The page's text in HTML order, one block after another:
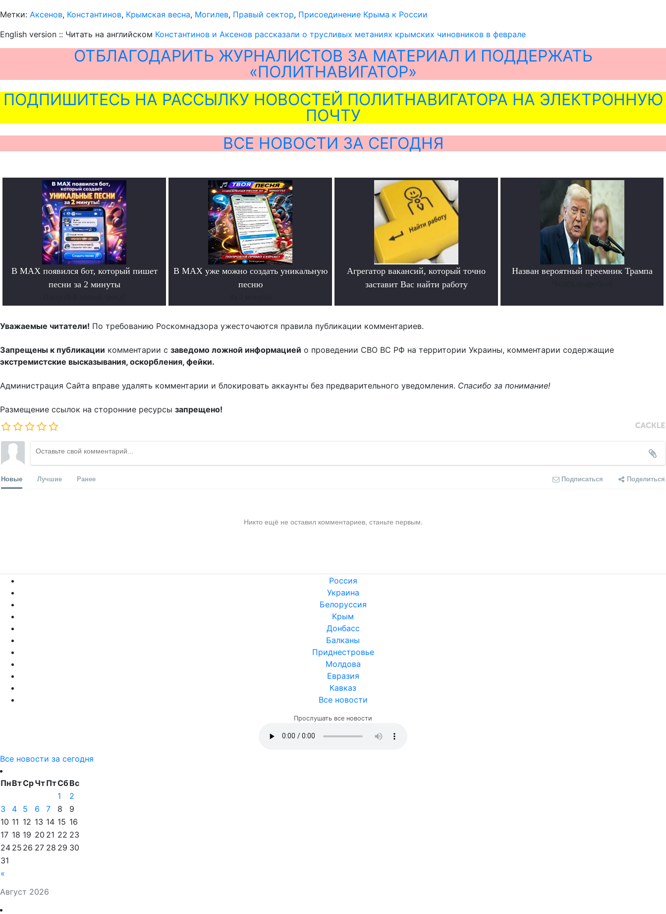
Метки: Аксенов, Константинов, Крымская весна, Могилев, Правый сектор, Присоединение Крыма к России
English version :: Читать на английском Константинов и Аксенов рассказали о трусливых метаниях крымских чиновников в феврале
ОТБЛАГОДАРИТЬ ЖУРНАЛИСТОВ ЗА МАТЕРИАЛ И ПОДДЕРЖАТЬ
«ПОЛИТНАВИГАТОР»
ПОДПИШИТЕСЬ НА РАССЫЛКУ НОВОСТЕЙ ПОЛИТНАВИГАТОРА НА ЭЛЕКТРОННУЮ
ПОЧТУ
ВСЕ НОВОСТИ ЗА СЕГОДНЯ
В MAX появился бот, который пишет
песни за 2 минуты
В MAX уже можно создать уникальную
песню
Агрегатор вакансий, который точно
заставит Вас найти работу
Назван вероятный преемник Трампа
Уважаемые читатели! По требованию Роскомнадзора ужесточаются правила публикации комментариев.
Запрещены к публикации комментарии с заведомо ложной информацией о проведении СВО ВС РФ на территории Украины, комментарии содержащие
экстремистские высказывания, оскорбления, фейки.
Администрация Сайта вправе удалять комментарии и блокировать аккаунты без предварительного уведомления. Спасибо за понимание!
Размещение ссылок на сторонние ресурсы запрещено!
Новые Лучшие Ранее Подписаться Поделиться
Никто ещё не оставил комментариев, станьте первым.
Россия
Украина
Белоруссия
Крым
Донбасс
Балканы
Приднестровье
Молдова
Евразия
Кавказ
Все новости
Прослушать все новости
Все новости за сегодня
Август 2026
ПнВтСрЧтПтСбВс
«
1
2
3
4 5 6 7 8
9
10 11 12 13 14 15 16
17 18 19 20 21 22 23
24 25 26 27 28 29 30
31